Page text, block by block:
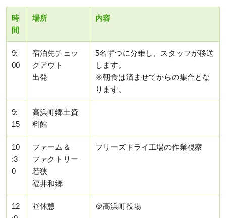
時
間
場所 内容
9:
00
宿泊先チェッ
クアウト
出発
5名ずつに分乗し、スタッフが移送
します。
※朝食は済ませてからの集合とな
ります。
9:
15
高浜町郷土資
料館
10
:3
0
ファーム＆
ファクトリー
若狭
福井和郷
フリーズドライ工場の作業視察
12
昼休憩 ＠高浜町役場